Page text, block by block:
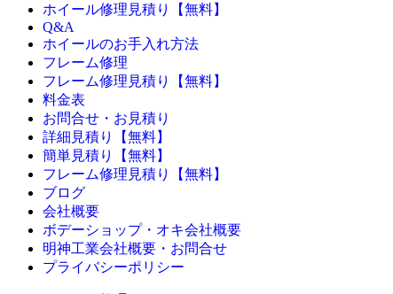
ホイール修理見積り【無料】
Q&A
ホイールのお手入れ方法
フレーム修理
フレーム修理見積り【無料】
料金表
お問合せ・お見積り
詳細見積り【無料】
簡単見積り【無料】
フレーム修理見積り【無料】
ブログ
会社概要
ボデーショップ・オキ会社概要
明神工業会社概要・お問合せ
プライバシーポリシー